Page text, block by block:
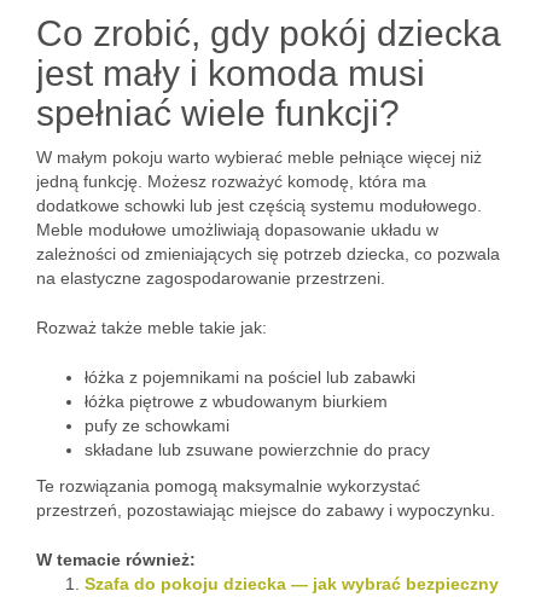
Co zrobić, gdy pokój dziecka
jest mały i komoda musi
spełniać wiele funkcji?
W małym pokoju warto wybierać meble pełniące więcej niż
jedną funkcję. Możesz rozważyć komodę, która ma
dodatkowe schowki lub jest częścią systemu modułowego.
Meble modułowe umożliwiają dopasowanie układu w
zależności od zmieniających się potrzeb dziecka, co pozwala
na elastyczne zagospodarowanie przestrzeni.
Rozważ także meble takie jak:
łóżka z pojemnikami na pościel lub zabawki
łóżka piętrowe z wbudowanym biurkiem
pufy ze schowkami
składane lub zsuwane powierzchnie do pracy
Te rozwiązania pomogą maksymalnie wykorzystać
przestrzeń, pozostawiając miejsce do zabawy i wypoczynku.
W temacie również:
Szafa do pokoju dziecka — jak wybrać bezpieczny